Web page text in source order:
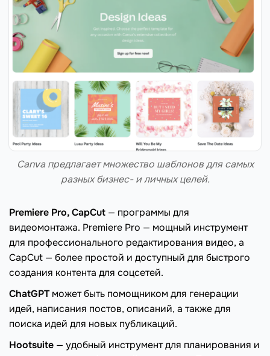
Canva предлагает множество шаблонов для самых
разных бизнес- и личных целей.
Premiere Pro, CapCut — программы для
видеомонтажа. Premiere Pro — мощный инструмент
для профессионального редактирования видео, а
CapCut — более простой и доступный для быстрого
создания контента для соцсетей.
ChatGPTможет быть помощником для генерации
идей, написания постов, описаний, а также для
поиска идей для новых публикаций.
Hootsuite — удобный инструмент для планирования и